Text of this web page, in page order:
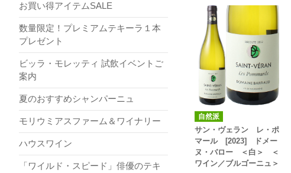
自然派
サン・ヴェラン レ・ポ
マール [2023] ドメー
ヌ・バロー ＜白＞ ＜
ワイン／ブルゴーニュ＞
お買い得アイテムSALE
数量限定！プレミアムテキーラ１本
プレゼント
ビッラ・モレッティ 試飲イベントご
案内
夏のおすすめシャンパーニュ
モリウミアスファーム＆ワイナリー
ハウスワイン
「ワイルド・スピード」俳優のテキ